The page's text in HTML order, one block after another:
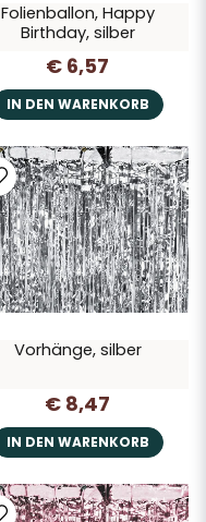
Folienballon, Happy
Birthday, silber
€ 6,57
IN DEN WARENKORB
Vorhänge, silber
€ 8,47
IN DEN WARENKORB